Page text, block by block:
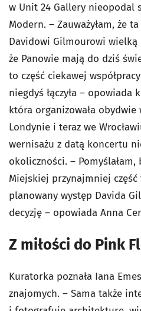
w Unit 24 Gallery nieopodal
Modern. – Zauważyłam, że
Davidowi Gilmourowi wielką
że Panowie mają do dziś
to część ciekawej
niegdyś łączyła – opowiada
która organizowała obydwie
Londynie i teraz we
wernisażu z datą koncertu
okoliczności. –
Miejskiej przynajmniej
planowany występ Davida
decyzję – opowiada Anna
Z miłości do Pink
Kuratorka poznała Iana
znajomych. – Sama także